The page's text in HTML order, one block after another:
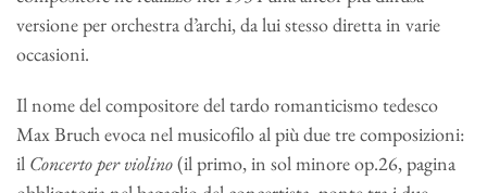
versione per orchestra d’archi, da lui stesso diretta in varie
occasioni.
Il nome del compositore del tardo romanticismo tedesco
Max Bruch evoca nel musicofilo al più due tre composizioni:
il Concerto per violino(il primo, in sol minore op.26, pagina